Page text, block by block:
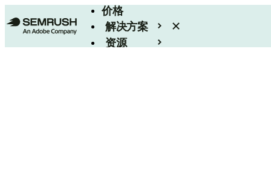
价格
解决方案
资源